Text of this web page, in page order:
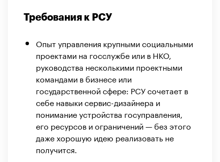
Требования к РСУ
Опыт управления крупными социальными
проектами на госслужбе или в НКО,
руководства несколькими проектными
командами в бизнесе или
государственной сфере: РСУ сочетает в
себе навыки сервис-дизайнера и
понимание устройства госуправления,
его ресурсов и ограничений — без этого
даже хорошую идею реализовать не
получится.